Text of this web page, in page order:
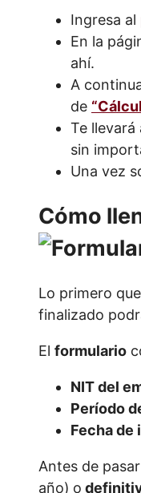
Ingresa al
En la
ahí.
A
de
Te llevará
sin
Una vez
Cómo
Lo primero
finalizado
El formulario
NIT del
Período
Fecha de
Antes de
año) o